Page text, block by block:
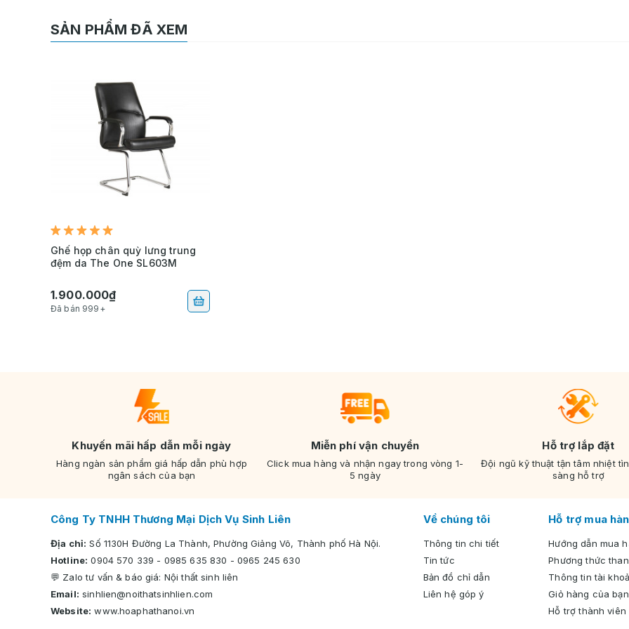
SẢN PHẨM ĐÃ XEM
Ghế họp chân quỳ lưng trung
đệm da The One SL603M
1.900.000₫
Đã bán 999+
Khuyến mãi hấp dẫn mỗi ngày
Hàng ngàn sản phẩm giá hấp dẫn phù hợp
ngân sách của bạn
Miễn phí vận chuyển
Click mua hàng và nhận ngay trong vòng 1-
5 ngày
Hỗ trợ lắp đặt
Đội ngũ kỹ thuật tận tâm nhiệt
sàng hỗ trợ
Công Ty TNHH Thương Mại Dịch Vụ Sinh Liên
Địa chỉ: Số 1130H Đường La Thành, Phường Giảng Võ, Thành phố Hà Nội.
Hotline: 0904 570 339 - 0985 635 830 - 0965 245 630
💬 Zalo tư vấn & báo giá: Nội thất sinh liên
Email: sinhlien@noithatsinhlien.com
Website: www.hoaphathanoi.vn
Về chúng tôi
Thông tin chi tiết
Tin tức
Bản đồ chỉ dẫn
Liên hệ góp ý
Hỗ trợ mua
Hướng dẫn mua
Phương thức
Thông tin tài
Giỏ hàng của bạn
Hỗ trợ thành viên